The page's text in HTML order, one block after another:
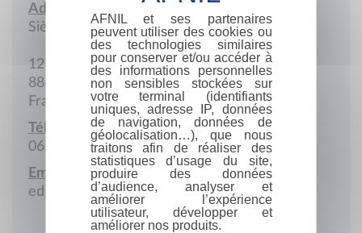
Adresse :
Siège social
12 Faing-Vairel
88600 Lépanges-sur-Vologne
France
Téléphone portable :
06.72.57.91.58
Email :
editionscampvolant@gmail.com
AFNIL et ses partenaires
peuvent utiliser des cookies ou
des technologies similaires
pour conserver et/ou accéder à
des informations personnelles
non sensibles stockées sur
votre terminal (identifiants
uniques, adresse IP, données
de navigation, données de
géolocalisation…), que nous
traitons afin de réaliser des
statistiques d’usage du site,
produire des données
d’audience, analyser et
améliorer l’expérience
utilisateur, développer et
améliorer nos produits.